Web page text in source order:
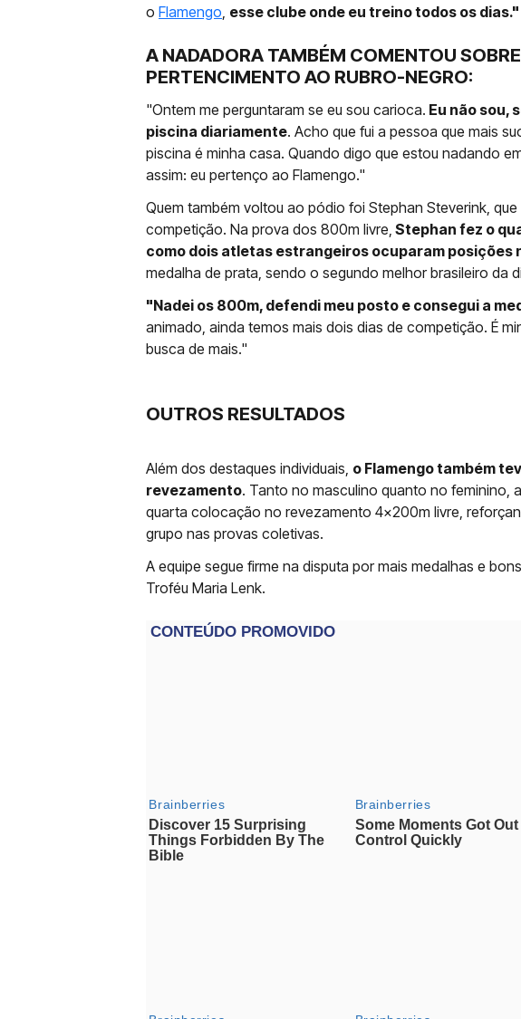
o Flamengo, esse clube onde eu treino todos os dias."
A NADADORA TAMBÉM COMENTOU
PERTENCIMENTO AO RUBRO-NEGRO:
"Ontem me perguntaram se eu sou carioca. Eu não sou,
piscina diariamente. Acho que fui a pessoa que mais
piscina é minha casa. Quando digo que estou nadando
assim: eu pertenço ao Flamengo."
Quem também voltou ao pódio foi Stephan Steverink,
competição. Na prova dos 800m livre, Stephan fez o
como dois atletas estrangeiros ocuparam posições
medalha de prata, sendo o segundo melhor brasileiro da
"Nadei os 800m, defendi meu posto e consegui a
animado, ainda temos mais dois dias de competição. É
busca de mais."
OUTROS RESULTADOS
Além dos destaques individuais, o Flamengo também
revezamento. Tanto no masculino quanto no feminino,
quarta colocação no revezamento 4x200m livre,
grupo nas provas coletivas.
A equipe segue firme na disputa por mais medalhas e
Troféu Maria Lenk.